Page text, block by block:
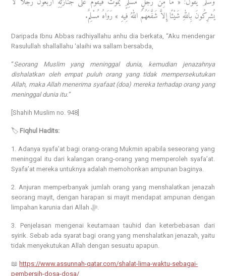
يُشرِكُونَ بِاللهِ شَيْئًا إِلاَّ شَفَّعَهُمُ اللهُ فِيهِ » رَوَاهُ مُسْلِمٌ.
Daripada Ibnu Abbas radhiyallahu anhu dia berkata, “Aku mendengar
Rasulullah shallallahu ‘alaihi wa sallam bersabda,
“Seorang Muslim yang meninggal
dunia, kemudian jenazahnya
dishalatkan oleh empat puluh orang yang tidak mempersekutukan
Allah, maka Allah menerima syafaat (doa) mereka terhadap orang yang
meninggal dunia itu.”
[Shahih Muslim no. 948]
🏷️ Fiqhul Hadits:
1. Adanya syafa’at bagi orang-orang Mukmin apabila seseorang yang
meninggal itu dari kalangan orang-orang yang memperoleh syafa’at.
Syafa’at mereka untuknya adalah memohonkan ampunan baginya.
2. Anjuran memperbanyak jumlah orang yang menshalatkan jenazah
seorang mayit, dengan harapan si mayit mendapat ampunan dengan
3. Penjelasan mengenai keutamaan tauhid dan keterbebasan dari
syirik. Sebab ada syarat bagi orang yang menshalatkan jenazah, yaitu
tidak menyekutukan Allah dengan sesuatu apapun.
📖https://www.assunnah-qatar.com/shalat-lima-waktu-sebagai-
pembersih-dosa-dosa/